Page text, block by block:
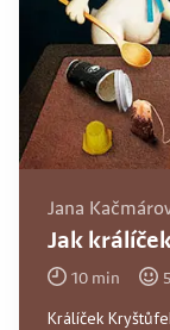
Jana
Jak
10 min 5
Králíček